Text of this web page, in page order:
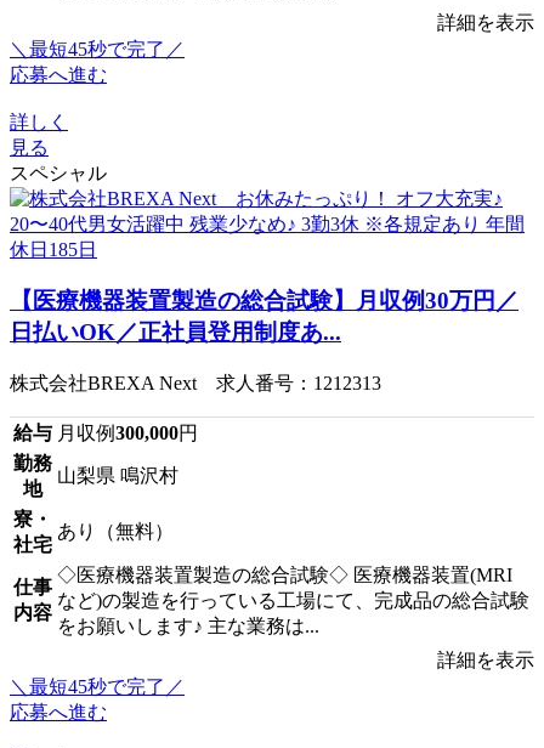
詳細を表示
＼最短45秒で完了／
応募へ進む
詳しく
見る
スペシャル
【医療機器装置製造の総合試験】月収例30万円／
日払いOK／正社員登用制度あ...
株式会社BREXA Next 求人番号：1212313
給与 月収例300,000円
勤務
地
山梨県 鳴沢村
寮・
社宅
あり（無料）
仕事
内容
◇医療機器装置製造の総合試験◇ 医療機器装置(MRI
など)の製造を行っている工場にて、完成品の総合試験
をお願いします♪ 主な業務は...
詳細を表示
＼最短45秒で完了／
応募へ進む